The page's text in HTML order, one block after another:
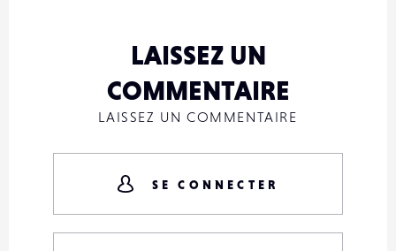
LAISSEZ UN
COMMENTAIRE
LAISSEZ UN COMMENTAIRE
SE CONNECTER